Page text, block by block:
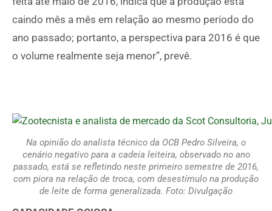
caindo mês a mês em relação ao mesmo período do
ano passado; portanto, a perspectiva para 2016 é que
o volume realmente seja menor”, prevê.
Na opinião do analista técnico da OCB Pedro Silveira, o
cenário negativo para a cadeia leiteira, observado no ano
passado, está se refletindo neste primeiro semestre de 2016,
com piora na relação de troca, com desestímulo na produção
de leite de forma generalizada. Foto: Divulgação